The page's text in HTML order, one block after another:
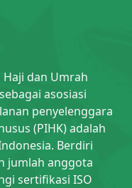
dan Umrah
asosiasi
penyelenggara
(PIHK) adalah
Berdiri
jumlah anggota
sertifikasi ISO